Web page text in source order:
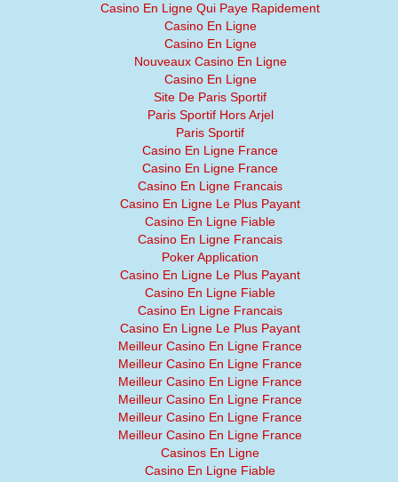
Casino En Ligne Qui Paye Rapidement
Casino En Ligne
Casino En Ligne
Nouveaux Casino En Ligne
Casino En Ligne
Site De Paris Sportif
Paris Sportif Hors Arjel
Paris Sportif
Casino En Ligne France
Casino En Ligne France
Casino En Ligne Francais
Casino En Ligne Le Plus Payant
Casino En Ligne Fiable
Casino En Ligne Francais
Poker Application
Casino En Ligne Le Plus Payant
Casino En Ligne Fiable
Casino En Ligne Francais
Casino En Ligne Le Plus Payant
Meilleur Casino En Ligne France
Meilleur Casino En Ligne France
Meilleur Casino En Ligne France
Meilleur Casino En Ligne France
Meilleur Casino En Ligne France
Meilleur Casino En Ligne France
Casinos En Ligne
Casino En Ligne Fiable